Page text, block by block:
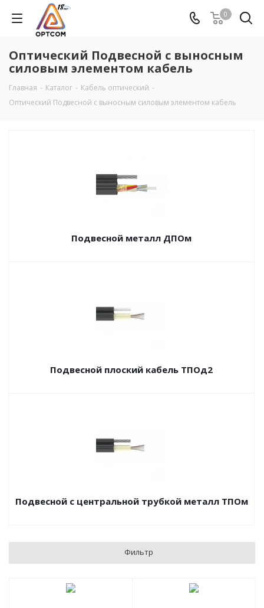
0
Оптический Подвесной с выносным
силовым элементом кабель
Главная - Каталог - Кабель оптический -
Оптический Подвесной с выносным силовым элементом кабель
Подвесной металл ДПОм
Подвесной плоский кабель ТПОд2
Подвесной с центральной трубкой металл ТПОм
Фильтр